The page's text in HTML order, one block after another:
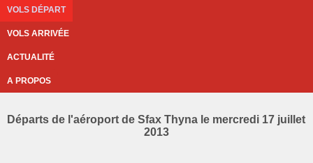
VOLS DÉPART
VOLS ARRIVÉE
ACTUALITÉ
A PROPOS
Départs de l'aéroport de Sfax Thyna le mercredi 17 juillet
2013